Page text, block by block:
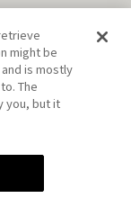
を禁じます。
might be
is mostly
The
you, but it